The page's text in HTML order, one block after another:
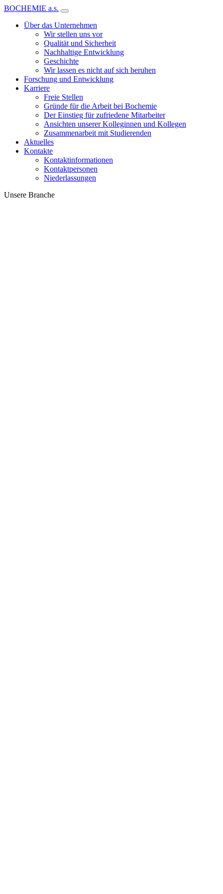
BOCHEMIE a.s.
Über das Unternehmen
Wir stellen uns vor
Qualität und Sicherheit
Nachhaltige Entwicklung
Geschichte
Wir lassen es nicht auf sich beruhen
Forschung und Entwicklung
Karriere
Freie Stellen
Gründe für die Arbeit bei Bochemie
Der Einstieg für zufriedene Mitarbeiter
Ansichten unserer Kolleginnen und Kollegen
Zusammenarbeit mit Studierenden
Aktuelles
Kontakte
Kontaktinformationen
Kontaktpersonen
Niederlassungen
Unsere Branche